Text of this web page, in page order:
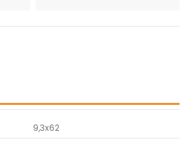
9,3x62